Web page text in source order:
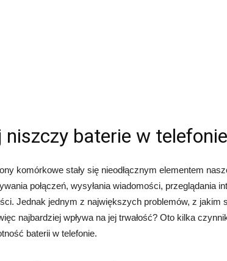
niszczy baterie w
komórkowe stały się nieodłącznym elementem
połączeń, wysyłania wiadomości, przeglądania
Jednak jednym z największych problemów, z jakim
najbardziej wpływa na jej trwałość? Oto kilka
baterii w telefonie.